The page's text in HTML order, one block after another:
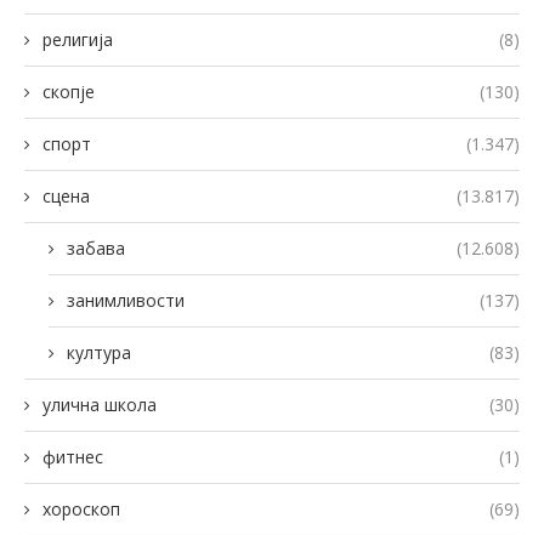
религија (8)
скопје (130)
спорт (1.347)
сцена (13.817)
забава (12.608)
занимливости (137)
култура (83)
улична школа (30)
фитнес (1)
хороскоп (69)